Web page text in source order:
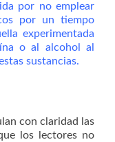
por no emplear
por un tiempo
experimentada
o al alcohol al
sustancias.
con claridad las
los lectores no